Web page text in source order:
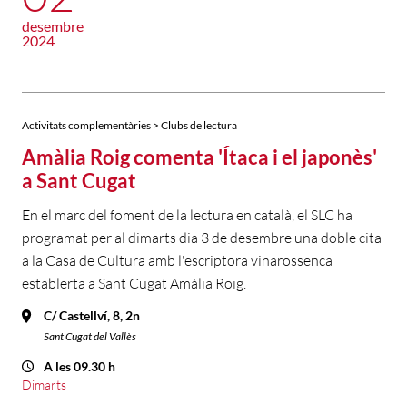
desembre
2024
Activitats complementàries > Clubs de lectura
Amàlia Roig comenta 'Ítaca i el japonès'
a Sant Cugat
En el marc del foment de la lectura en català, el SLC ha
programat per al dimarts dia 3 de desembre una doble cita
a la Casa de Cultura amb l'escriptora vinarossenca
establerta a Sant Cugat Amàlia Roig.
C/ Castellví, 8, 2n
Sant Cugat del Vallès
A les 09.30 h
Dimarts